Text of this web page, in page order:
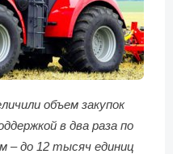
объем закупок
в два раза по
– до 12 тысяч единиц